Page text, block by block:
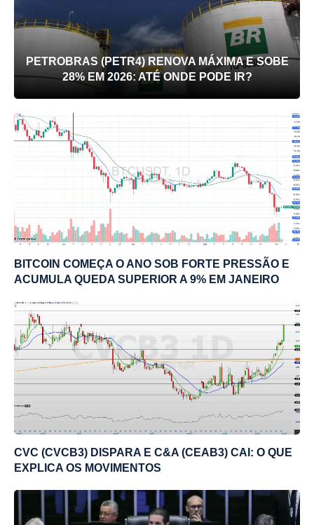
PETROBRAS (PETR4) RENOVA MÁXIMA E SOBE
28% EM 2026: ATÉ ONDE PODE IR?
BITCOIN COMEÇA O ANO SOB FORTE PRESSÃO E
ACUMULA QUEDA SUPERIOR A 9% EM JANEIRO
CVC (CVCB3) DISPARA E C&A (CEAB3) CAI: O QUE
EXPLICA OS MOVIMENTOS